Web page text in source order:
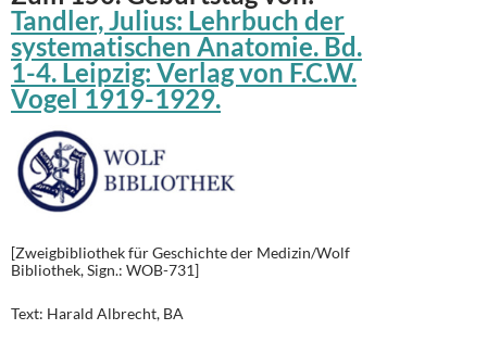
Tandler, Julius: Lehrbuch der
systematischen Anatomie. Bd.
1-4. Leipzig: Verlag von F.C.W.
Vogel 1919-1929.
[Zweigbibliothek für Geschichte der Medizin/Wolf
Bibliothek, Sign.: WOB-731]
Text: Harald Albrecht, BA